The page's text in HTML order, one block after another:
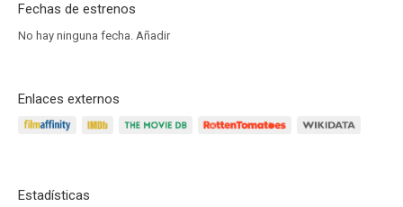
Fechas de estrenos
No hay ninguna fecha. Añadir
Enlaces externos
Estadísticas